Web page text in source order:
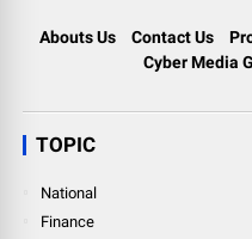
Abouts Us Contact Us
Cyber Media
TOPIC
National
Finance